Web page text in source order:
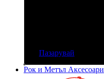
Пазарувай
Рок и Метъл Аксесоари